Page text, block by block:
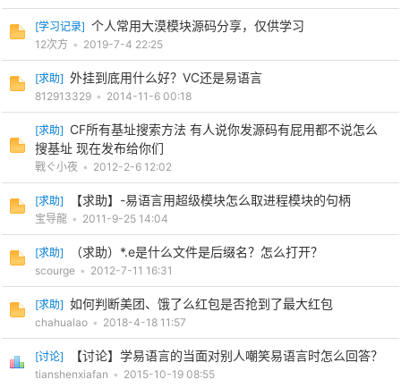
cn [学习记录] 个人常用大漠模块源码分享，仅供学习
12次方 • 2019-7-4 22:25
[求助] 外挂到底用什么好？VC还是易语言
812913329 • 2014-11-6 00:18
[求助] CF所有基址搜索方法 有人说你发源码有屁用都不说怎么
搜基址 现在发布给你们
戰ぐ小夜 • 2012-2-6 12:02
[求助] 【求助】-易语言用超级模块怎么取进程模块的句柄
宝导龍 • 2011-9-25 14:04
[求助] （求助）*.e是什么文件是后缀名？怎么打开？
scourge • 2012-7-11 16:31
[求助] 如何判断美团、饿了么红包是否抢到了最大红包
chahualao • 2018-4-18 11:57
[讨论] 【讨论】学易语言的当面对别人嘲笑易语言时怎么回答？
tianshenxiafan • 2015-10-19 08:55